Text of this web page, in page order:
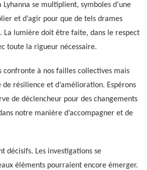
Lyhanna se multiplient, symboles d’une
et d’agir pour que de tels drames
La lumière doit être faite, dans le respect
toute la rigueur nécessaire.
confronte à nos failles collectives mais
résilience et d’amélioration. Espérons
de déclencheur pour des changements
notre manière d’accompagner et de
décisifs. Les investigations se
éléments pourraient encore émerger.